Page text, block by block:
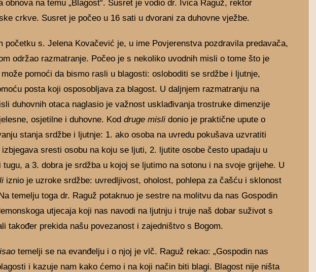
obnova na temu „Blagost“. Susret je vodio dr. Ivica Raguž, rektor
crkve. Susret je počeo u 16 sati u dvorani za duhovne vježbe.
početku s. Jelena Kovačević je, u ime Povjerenstva pozdravila predavača,
održao razmatranje. Počeo je s nekoliko uvodnih misli o tome što je
pomoći da bismo rasli u blagosti: osloboditi se srdžbe i ljutnje,
posta koji osposobljava za blagost. U daljnjem razmatranju na
duhovnih otaca naglasio je važnost usklađivanja trostruke dimenzije
osjetilne i duhovne. Koddruge misli donio je praktične upute o
stanja srdžbe i ljutnje: 1. ako osoba na uvredu pokušava uzvratiti
izbjegava sresti osobu na koju se ljuti, 2. ljutite osobe često upadaju u
tugu, a 3. dobra je srdžba u kojoj se ljutimo na sotonu i na svoje grijehe. U
iznio je uzroke srdžbe: uvredljivost, oholost, pohlepa za čašću i sklonost
temelju toga dr. Raguž potaknuo je sestre na molitvu da nas Gospodin
utjecaja koji nas navodi na ljutnju i truje naš dobar suživot s
također prekida našu povezanost i zajedništvo s Bogom.
temelji se na evanđelju i o njoj je vlč. Raguž rekao: „Gospodin nas
i kazuje nam kako ćemo i na koji način biti blagi. Blagost nije ništa